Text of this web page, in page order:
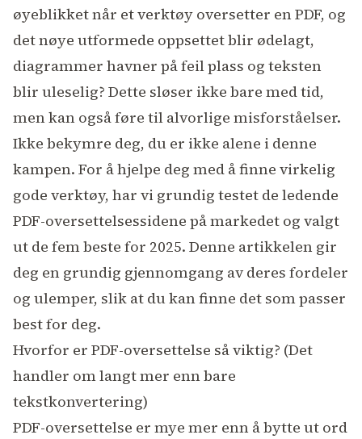
øyeblikket når et verktøy oversetter en PDF, og
det nøye utformede oppsettet blir ødelagt,
diagrammer havner på feil plass og teksten
blir uleselig? Dette sløser ikke bare med tid,
men kan også føre til alvorlige misforståelser.
Ikke bekymre deg, du er ikke alene i denne
kampen. For å hjelpe deg med å finne virkelig
gode verktøy, har vi grundig testet de ledende
PDF-oversettelsessidene på markedet og valgt
ut de fem beste for 2025. Denne artikkelen gir
deg en grundig gjennomgang av deres fordeler
og ulemper, slik at du kan finne det som passer
best for deg.
Hvorfor er PDF-oversettelse så viktig? (Det
handler om langt mer enn bare
tekstkonvertering)
PDF-oversettelse er mye mer enn å bytte ut ord